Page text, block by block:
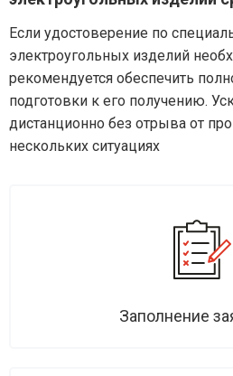
Если удостоверение по
электроугольных изделий
рекомендуется обеспечить
подготовки к его получению.
дистанционно без отрыва от
нескольких ситуациях
Заполнение